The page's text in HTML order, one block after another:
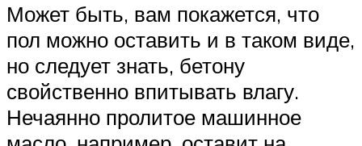
Может быть, вам покажется, что
пол можно оставить и в таком виде,
но следует знать, бетону
свойственно впитывать влагу.
Нечаянно пролитое машинное